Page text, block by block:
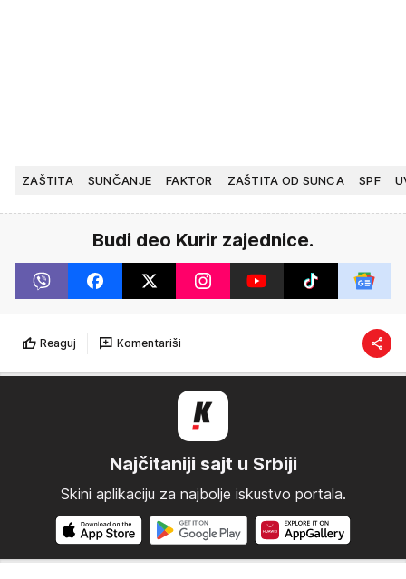
ZAŠTITA SUNČANJE FAKTOR ZAŠTITA OD SUNCA SPF
Budi deo Kurir zajednice.
Reaguj Komentariši
Najčitaniji sajt u Srbiji
Skini aplikaciju za najbolje iskustvo portala.